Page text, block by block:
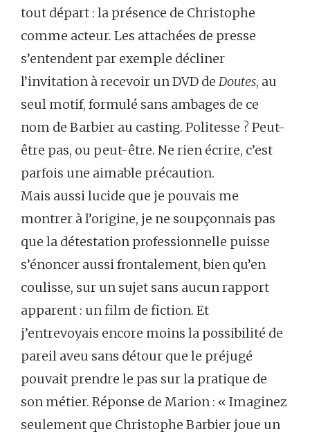
tout départ : la présence de Christophe
comme acteur. Les attachées de presse
s’entendent par exemple décliner
l’invitation à recevoir un DVD de Doutes, au
seul motif, formulé sans ambages de ce
nom de Barbier au casting. Politesse ? Peut-
être pas, ou peut-être. Ne rien écrire, c’est
parfois une aimable précaution.
Mais aussi lucide que je pouvais me
montrer à l’origine, je ne soupçonnais pas
que la détestation professionnelle puisse
s’énoncer aussi frontalement, bien qu’en
coulisse, sur un sujet sans aucun rapport
apparent : un film de fiction. Et
j’entrevoyais encore moins la possibilité de
pareil aveu sans détour que le préjugé
pouvait prendre le pas sur la pratique de
son métier. Réponse de Marion : « Imaginez
seulement que Christophe Barbier joue un